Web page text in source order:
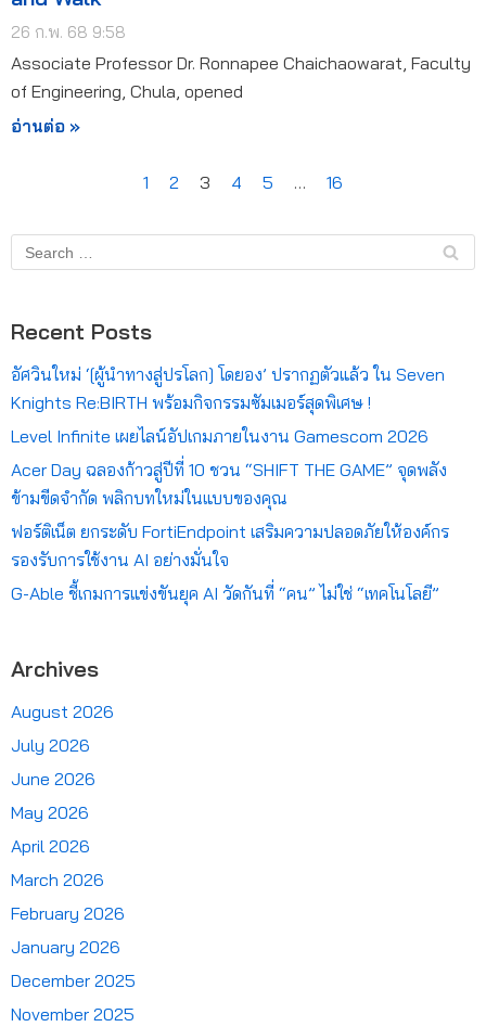
26 ก.พ. 68 9:58
Associate Professor Dr. Ronnapee Chaichaowarat, Faculty
of Engineering, Chula, opened
อ่านต่อ »
1 2 3 4 5 … 16
Recent Posts
อัศวินใหม่ ‘[ผู้นำทางสู่ปรโลก] โดยอง’ ปรากฏตัวแล้ว ใน Seven
Knights Re:BIRTH พร้อมกิจกรรมซัมเมอร์สุดพิเศษ !
Level Infinite เผยไลน์อัปเกมภายในงาน Gamescom 2026
Acer Day ฉลองก้าวสู่ปีที่ 10 ชวน “SHIFT THE GAME” จุดพลัง
ข้ามขีดจำกัด พลิกบทใหม่ในแบบของคุณ
ฟอร์ติเน็ต ยกระดับ FortiEndpoint เสริมความปลอดภัยให้องค์กร
รองรับการใช้งาน AI อย่างมั่นใจ
G-Able ชี้เกมการแข่งขันยุค AI วัดกันที่ “คน” ไม่ใช่ “เทคโนโลยี”
Archives
August 2026
July 2026
June 2026
May 2026
April 2026
March 2026
February 2026
January 2026
December 2025
November 2025